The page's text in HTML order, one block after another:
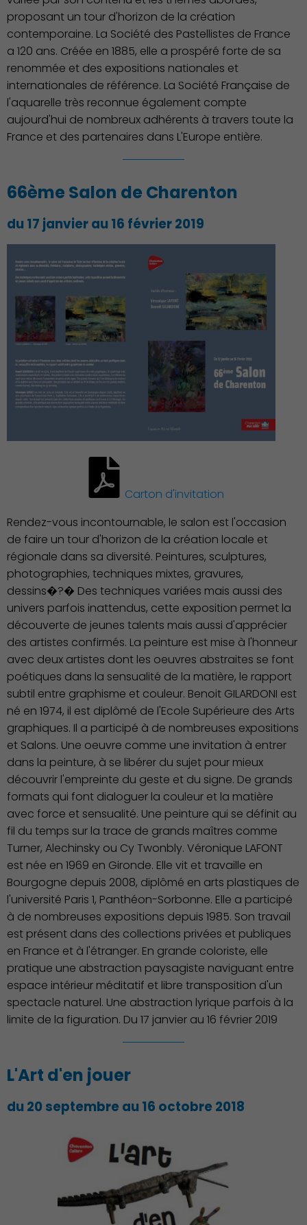
Démocratie locale
Famille
Action Sociale Solidarité
proposant un tour d'horizon de la création
contemporaine. La Société des Pastellistes de France
a 120 ans. Créée en 1885, elle a prospéré forte de sa
renommée et des expositions nationales et
internationales de référence. La Société Française de
l'aquarelle très reconnue également compte
aujourd'hui de nombreux adhérents à travers toute la
France et des partenaires dans L'Europe entière.
66ème Salon de Charenton
du 17 janvier au 16 février 2019
Carton d'invitation
Rendez-vous incontournable, le salon est l'occasion
de faire un tour d'horizon de la création locale et
régionale dans sa diversité. Peintures, sculptures,
photographies, techniques mixtes, gravures,
dessins�?� Des techniques variées mais aussi des
univers parfois inattendus, cette exposition permet la
découverte de jeunes talents mais aussi d'apprécier
des artistes confirmés. La peinture est mise à l'honneur
avec deux artistes dont les oeuvres abstraites se font
poétiques dans la sensualité de la matière, le rapport
subtil entre graphisme et couleur. Benoit GILARDONI est
né en 1974, il est diplômé de l'Ecole Supérieure des Arts
graphiques. Il a participé à de nombreuses expositions
et Salons. Une oeuvre comme une invitation à entrer
dans la peinture, à se libérer du sujet pour mieux
découvrir l'empreinte du geste et du signe. De grands
formats qui font dialoguer la couleur et la matière
avec force et sensualité. Une peinture qui se définit au
fil du temps sur la trace de grands maîtres comme
Turner, Alechinsky ou Cy Twonbly. Véronique LAFONT
est née en 1969 en Gironde. Elle vit et travaille en
Bourgogne depuis 2008, diplômé en arts plastiques de
l'université Paris 1, Panthéon-Sorbonne. Elle a participé
à de nombreuses expositions depuis 1985. Son travail
est présent dans des collections privées et publiques
en France et à l'étranger. En grande coloriste, elle
pratique une abstraction paysagiste naviguant entre
espace intérieur méditatif et libre transposition d'un
spectacle naturel. Une abstraction lyrique parfois à la
limite de la figuration. Du 17 janvier au 16 février 2019
L'Art d'en jouer
du 20 septembre au 16 octobre 2018